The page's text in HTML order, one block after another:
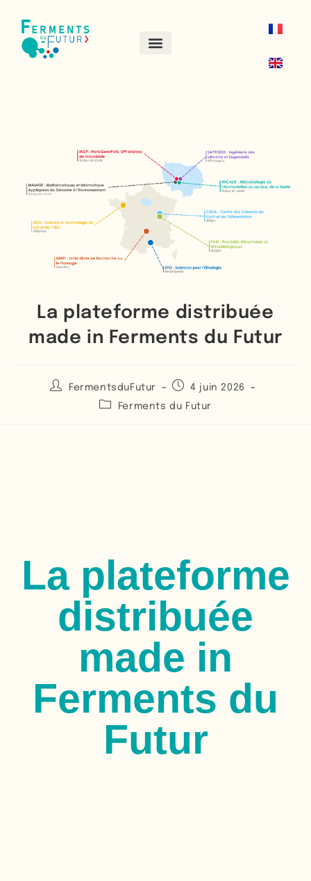
La plateforme distribuée
made in Ferments du Futur
FermentsduFutur
4 juin 2026
Ferments du Futur
La plateforme
distribuée
made in
Ferments du
Futur